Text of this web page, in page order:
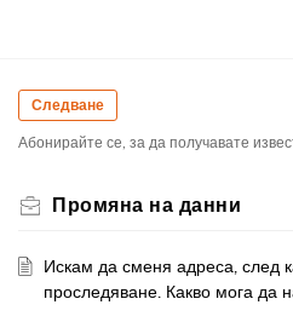
Следване
Абонирайте се, за да получавате
Промяна на данни
Искам да сменя адреса, след
проследяване. Какво мога да